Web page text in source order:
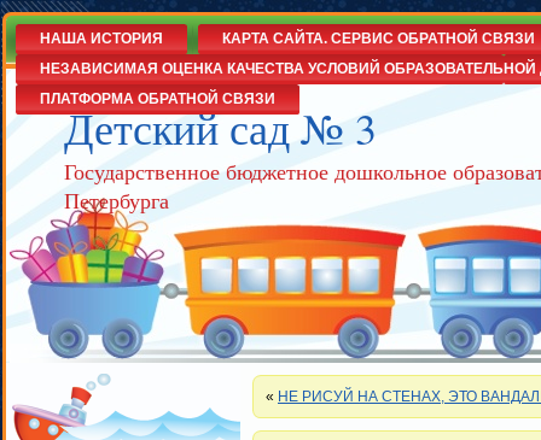
Детский сад № 3
Государственное бюджетное дошкольное
Петербурга
НАША ИСТОРИЯ
КАРТА САЙТА. СЕРВИС ОБРАТНОЙ СВЯЗИ
НЕЗАВИСИМАЯ ОЦЕНКА КАЧЕСТВА УСЛОВИЙ
ПЛАТФОРМА ОБРАТНОЙ СВЯЗИ
« НЕ РИСУЙ НА СТЕНАХ, ЭТО